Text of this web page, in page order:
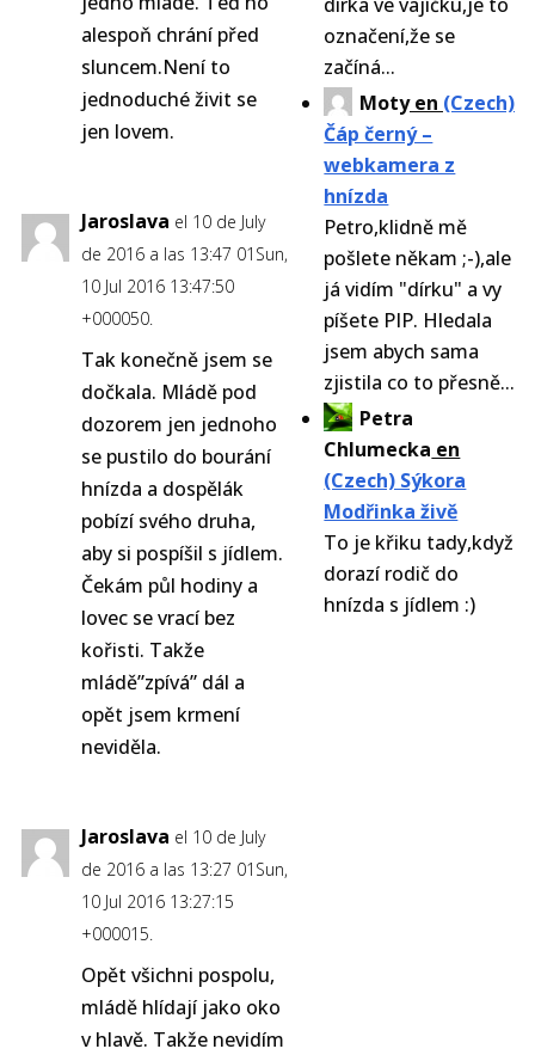
označení,že se
začíná...
Motyen (Czech)
Čáp černý –
webkamera z
hnízda
Petro,klidně mě
pošlete někam ;-),ale
já vidím "dírku" a vy
píšete PIP. Hledala
jsem abych sama
zjistila co to přesně...
Petra
Chlumecka en
(Czech) Sýkora
Modřinka živě
To je křiku tady,když
dorazí rodič do
hnízda s jídlem :)
alespoň chrání před
sluncem.Není to
jednoduché živit se
jen lovem.
Jaroslava el 10 de July
de 2016 a las 13:47 01Sun,
10 Jul 2016 13:47:50
+000050.
Tak konečně jsem se
dočkala. Mládě pod
dozorem jen jednoho
se pustilo do bourání
hnízda a dospělák
pobízí svého druha,
aby si pospíšil s jídlem.
Čekám půl hodiny a
lovec se vrací bez
kořisti. Takže
mládě”zpívá” dál a
opět jsem krmení
neviděla.
Jaroslava el 10 de July
de 2016 a las 13:27 01Sun,
10 Jul 2016 13:27:15
+000015.
Opět všichni pospolu,
mládě hlídají jako oko
v hlavě. Takže nevidím